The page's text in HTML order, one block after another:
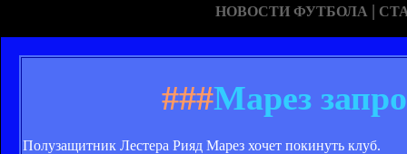
НОВОСТИ ФУТБОЛА |
###Марез
Полузащитник Лестера Рияд Марез хочет покинуть клуб.